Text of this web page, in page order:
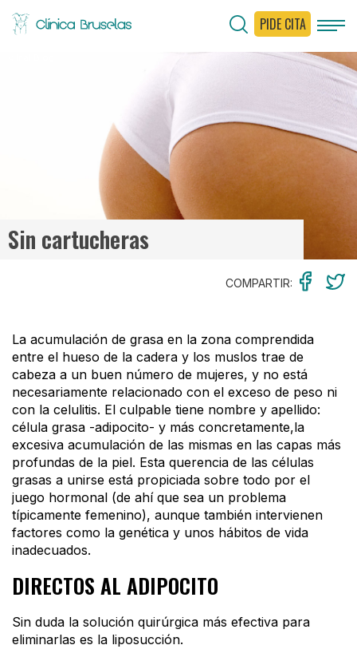
PIDE CITA
Sin cartucheras
COMPARTIR:
La acumulación de grasa en la zona comprendida
entre el hueso de la cadera y los muslos trae de
cabeza a un buen número de mujeres, y no está
necesariamente relacionado con el exceso de peso ni
con la celulitis. El culpable tiene nombre y apellido:
célula grasa -adipocito- y más concretamente,la
excesiva acumulación de las mismas en las capas más
profundas de la piel. Esta querencia de las células
grasas a unirse está propiciada sobre todo por el
juego hormonal (de ahí que sea un problema
típicamente femenino), aunque también intervienen
factores como la genética y unos hábitos de vida
inadecuados.
DIRECTOS AL ADIPOCITO
Sin duda la solución quirúrgica más efectiva para
eliminarlas es la liposucción.